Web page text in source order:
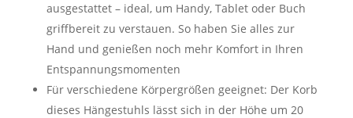
ausgestattet – ideal, um Handy, Tablet oder Buch
griffbereit zu verstauen. So haben Sie alles zur
Hand und genießen noch mehr Komfort in Ihren
Entspannungsmomenten
Für verschiedene Körpergrößen geeignet: Der Korb
dieses Hängestuhls lässt sich in der Höhe um 20